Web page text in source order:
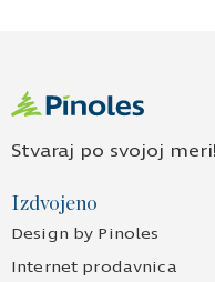
Stvaraj po svojoj meri!
Izdvojeno
Design by Pinoles
Internet prodavnica